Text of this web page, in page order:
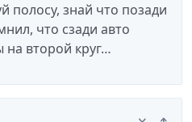
полосу, знай что позади
что сзади авто
на второй круг…